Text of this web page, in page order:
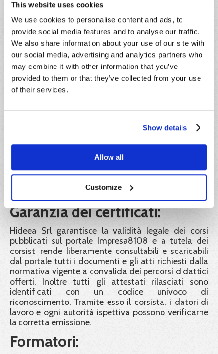
This website uses cookies
We use cookies to personalise content and ads, to
provide social media features and to analyse our traffic.
We also share information about your use of our site with
our social media, advertising and analytics partners who
may combine it with other information that you’ve
provided to them or that they’ve collected from your use
of their services.
Show details
Allow all
Customize
composta da un massimo di 30 partecipanti. Chi
vuole rinunciare alla partecipazione, pur avendo già
effettuato il pagamento, dovrà darne
comunicazione scritta entro e non oltre 5 giorni
antecedenti la data di inizio del corso,
indipendentemente dalla motivazione della
rinuncia. L’importo corrisposto sarà convertito in
credito formativo, utilizzabile entro l’anno solare di
riferimento.
IVA:
Il prezzo indicato è esente IVA ai sensi dell'articolo
10, n. 20) del D.P.R. 26 ottobre 1972, n. 633.
Ente formatore:
Hideea SRL, in collaborazione con Xplica SRL, Ente
di formazione accreditato Regione Lazio e
certificato ISO 9001.
Garanzia dei certificati:
Hideea Srl garantisce la validità legale dei corsi
pubblicati sul portale Impresa8108 e a tutela dei
corsisti rende liberamente consultabili e scaricabili
dal portale tutti i documenti e gli atti richiesti dalla
normativa vigente a convalida dei percorsi didattici
offerti. Inoltre tutti gli attestati rilasciati sono
identificati con un codice univoco di
riconoscimento. Tramite esso il corsista, i datori di
lavoro e ogni autorità ispettiva possono verificarne
la corretta emissione.
Formatori: